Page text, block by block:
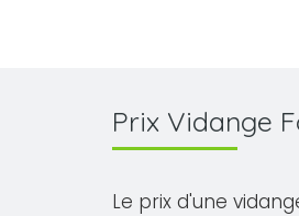
Prix Vidange
Le prix d'une